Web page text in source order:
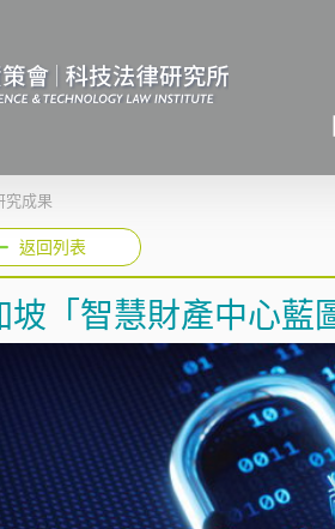
究成果
返回列表
坡「智慧財產中心藍